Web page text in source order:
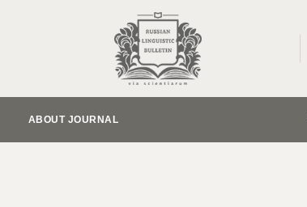
ABOUT JOURNAL